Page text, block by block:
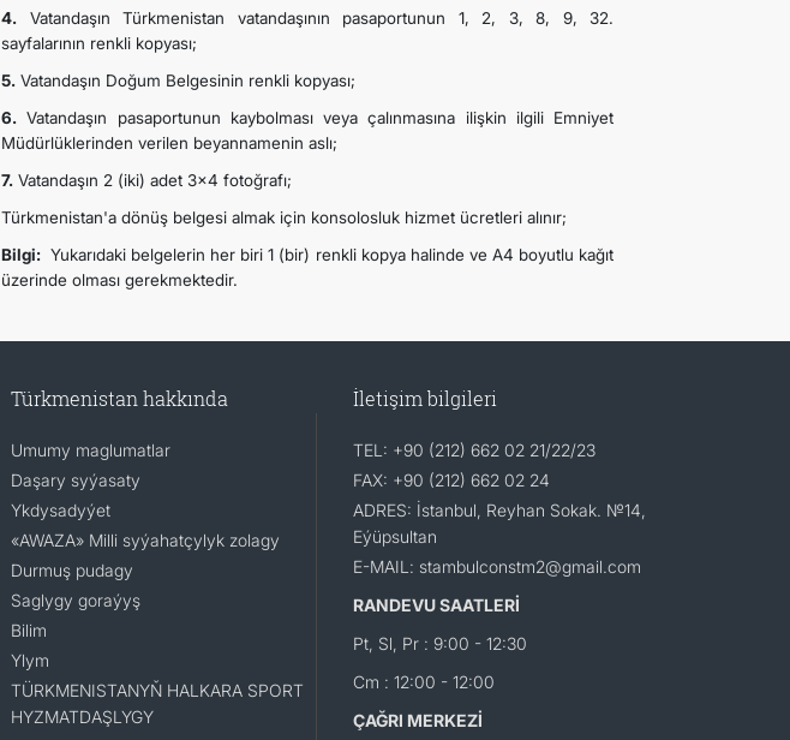
4. Vatandaşın Türkmenistan vatandaşının pasaportunun 1, 2, 3, 8, 9, 32.
sayfalarının renkli kopyası;
5. Vatandaşın Doğum Belgesinin renkli kopyası;
6. Vatandaşın pasaportunun kaybolması veya çalınmasına ilişkin ilgili Emniyet
Müdürlüklerinden verilen beyannamenin aslı;
7. Vatandaşın 2 (iki) adet 3x4 fotoğrafı;
Türkmenistan'a dönüş belgesi almak için konsolosluk hizmet ücretleri alınır;
Bilgi: Yukarıdaki belgelerin her biri 1 (bir) renkli kopya halinde ve A4 boyutlu kağıt
üzerinde olması gerekmektedir.
Türkmenistan hakkında
Umumy maglumatlar
Daşary syýasaty
Ykdysadyýet
«AWAZA» Milli syýahatçylyk zolagy
Durmuş pudagy
Saglygy goraýyş
Bilim
Ylym
TÜRKMENISTANYŇ HALKARA SPORT
HYZMATDAŞLYGY
İletişim bilgileri
TEL: +90 (212) 662 02 21/22/23
FAX: +90 (212) 662 02 24
ADRES: İstanbul, Reyhan Sokak. №14,
Eýüpsultan
E-MAIL: stambulconstm2@gmail.com
RANDEVU SAATLERİ
Pt, Sl, Pr : 9:00 - 12:30
Cm : 12:00 - 12:00
ÇAĞRI MERKEZİ